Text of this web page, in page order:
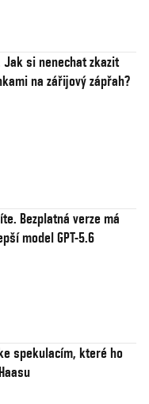
si nenechat zkazit
na zářijový zápřah?
Bezplatná verze má
model GPT-5.6
spekulacím, které ho